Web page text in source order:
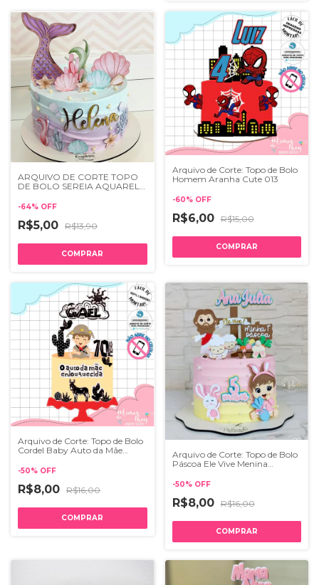
ARQUIVO DE CORTE TOPO
DE BOLO SEREIA AQUARELA
-64% OFF
R$5,00 R$13,90
Arquivo de Corte: Topo de Bolo
Homem Aranha Cute 013
-60% OFF
R$6,00 R$15,00
Arquivo de Corte: Topo de Bolo
Cordel Baby Auto da Mãe
-50% OFF
R$8,00 R$16,00
Arquivo de Corte: Topo de Bolo
Páscoa Ele Vive Menina
-50% OFF
R$8,00 R$16,00